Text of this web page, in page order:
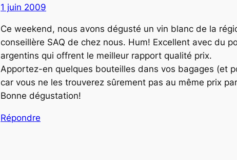
1 juin 2009
Ce weekend, nous avons dégusté un vin blanc de la
conseillère SAQ de chez nous. Hum! Excellent avec du
argentins qui offrent le meilleur rapport qualité prix.
Apportez-en quelques bouteilles dans vos bagages (et
car vous ne les trouverez sûrement pas au même prix
Bonne dégustation!
Répondre